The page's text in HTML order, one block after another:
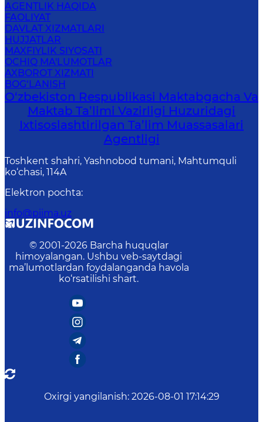
AGENTLIK HAQIDA
FAOLIYAT
DAVLAT XIZMATLARI
HUJJATLAR
MAXFIYLIK SIYOSATI
OCHIQ MA'LUMOTLAR
AXBOROT XIZMATI
BOG‘LANISH
O‘zbekiston Respublikasi Maktabgacha Va
Maktab Ta’limi Vazirligi Huzuridagi
Ixtisoslashtirilgan Ta’lim Muassasalari
Agentligi
Toshkent shahri, Yashnobod tumani, Mahtumquli
ko‘chasi, 114A
Elektron pochta:
info@piima.uz
© 2001-2026 Barcha huquqlar
himoyalangan. Ushbu veb-saytdagi
ma’lumotlardan foydalanganda havola
ko‘rsatilishi shart.
Oxirgi yangilanish: 2026-08-01 17:14:29